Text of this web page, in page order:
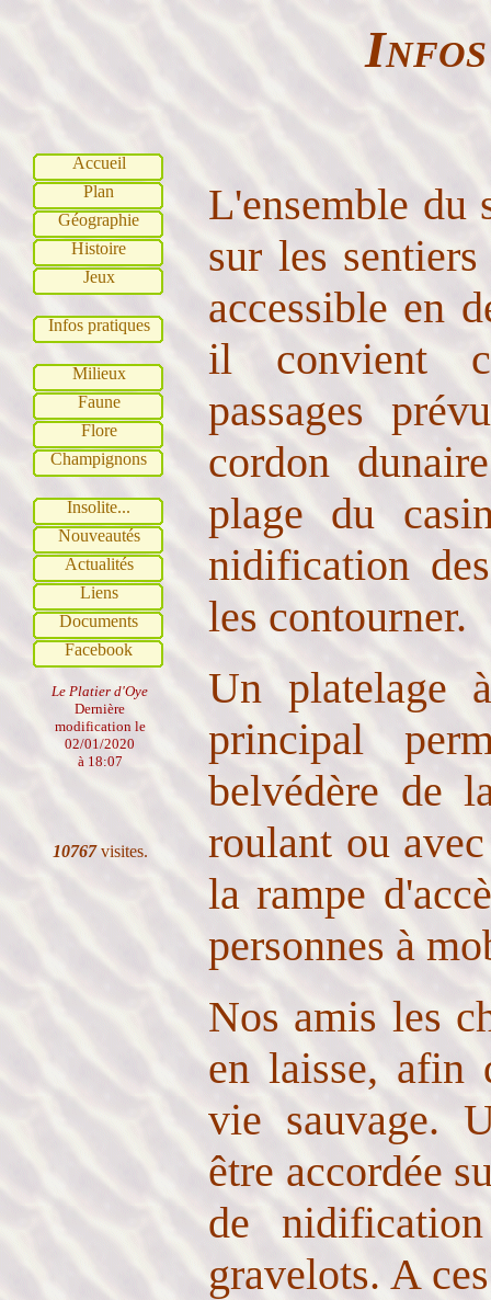
Accueil
Plan
Géographie
Histoire
Jeux
Infos pratiques
Milieux
Faune
Flore
Champignons
Insolite...
Nouveautés
Actualités
Liens
Documents
Facebook
Le Platier d'Oye
Dernière
modification le
02/01/2020
à 18:07
10767visites.
L'ensemble du
sur les
accessible en
il convient
passages
cordon
plage du
nidification
les contourner.
Un platelage
principal
belvédère de
roulant ou
la rampe
personnes à
Nos amis les
en laisse, afin
vie sauvage.
être accordée
de
gravelots. A